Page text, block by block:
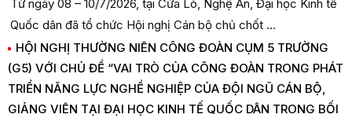
Từ ngày 08 – 10/7/2026, tại Cửa Lò, Nghệ An, Đại học Kinh tế
Quốc dân đã tổ chức Hội nghị Cán bộ chủ chốt ...
HỘI NGHỊ THƯỜNG NIÊN CÔNG ĐOÀN CỤM 5 TRƯỜNG
(G5) VỚI CHỦ ĐỀ “VAI TRÒ CỦA CÔNG ĐOÀN TRONG PHÁT
TRIỂN NĂNG LỰC NGHỀ NGHIỆP CỦA ĐỘI NGŨ CÁN BỘ,
GIẢNG VIÊN TẠI ĐẠI HỌC KINH TẾ QUỐC DÂN TRONG BỐI